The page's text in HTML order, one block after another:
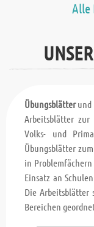
Alle
Übungsblätterund
Arbeitsblätter zur
Volks- und
Übungsblätter
in
Einsatz an
Die Arbeitsblätter
Bereichen